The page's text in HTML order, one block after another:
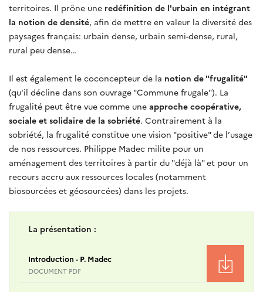
territoires. Il prône une redéfinition de l'urbain en intégrant
la notion de densité, afin de mettre en valeur la diversité des
paysages français: urbain dense, urbain semi-dense, rural,
rural peu dense…
Il est également le coconcepteur de la notion de "frugalité"
(qu'il décline dans son ouvrage "Commune frugale"). La
frugalité peut être vue comme une approche coopérative,
sociale et solidaire de la sobriété. Contrairement à la
sobriété, la frugalité constitue une vision "positive" de l’usage
de nos ressources. Philippe Madec milite pour un
aménagement des territoires à partir du "déjà là" et pour un
recours accru aux ressources locales (notamment
biosourcées et géosourcées) dans les projets.
La présentation :
Introduction - P. Madec
DOCUMENT PDF